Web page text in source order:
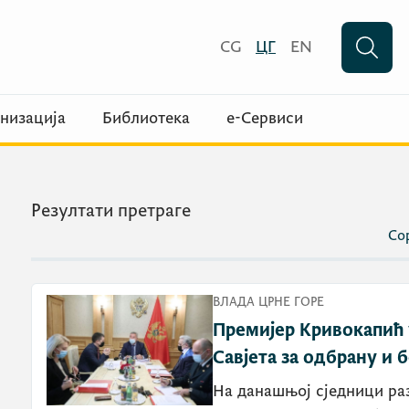
CG ЦГ EN
Библиотека е-Сервиси
Резултати претраге
ВЛАДА ЦРНЕ ГОРЕ
Премијер Кривокапић
Савјета за одбрану и
На данашњој сједници